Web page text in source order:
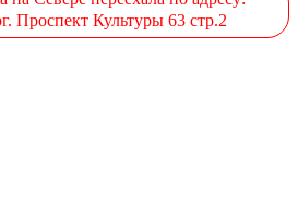
Проспект Культуры 63 стр.2